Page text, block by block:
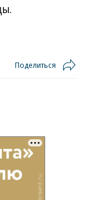
Поделиться